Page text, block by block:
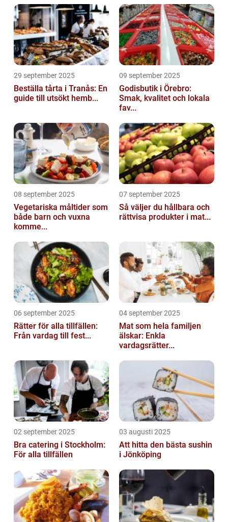
29 september 2025
Beställa tårta i Tranås: En
guide till utsökt hemb...
09 september 2025
Godisbutik i Örebro:
Smak, kvalitet och lokala
fav...
08 september 2025
Vegetariska måltider som
både barn och vuxna
komme...
07 september 2025
Så väljer du hållbara och
rättvisa produkter i mat...
06 september 2025
Rätter för alla tillfällen:
Från vardag till fest...
04 september 2025
Mat som hela familjen
älskar: Enkla
vardagsrätter...
02 september 2025
Bra catering i Stockholm:
För alla tillfällen
03 augusti 2025
Att hitta den bästa sushin
i Jönköping